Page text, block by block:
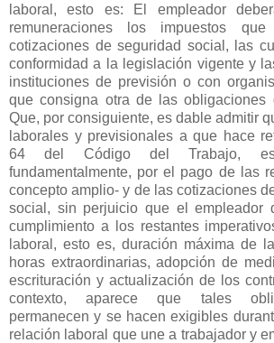
laboral, esto es: El empleador
remuneraciones los impuestos
cotizaciones de seguridad social, las
conformidad a la legislación vigente y
instituciones de previsión o con
que consigna otra de las obligaciones
Que, por consiguiente, es dable admitir
laborales y previsionales a que hace
64 del Código del Trabajo,
fundamentalmente, por el pago de las
concepto amplio- y de las cotizaciones
social, sin perjuicio que el empleador
cumplimiento a los restantes
laboral, esto es, duración máxima de
horas extraordinarias, adopción de
escrituración y actualización de los
contexto, aparece que tales
permanecen y se hacen exigibles
relación laboral que une a trabajador y